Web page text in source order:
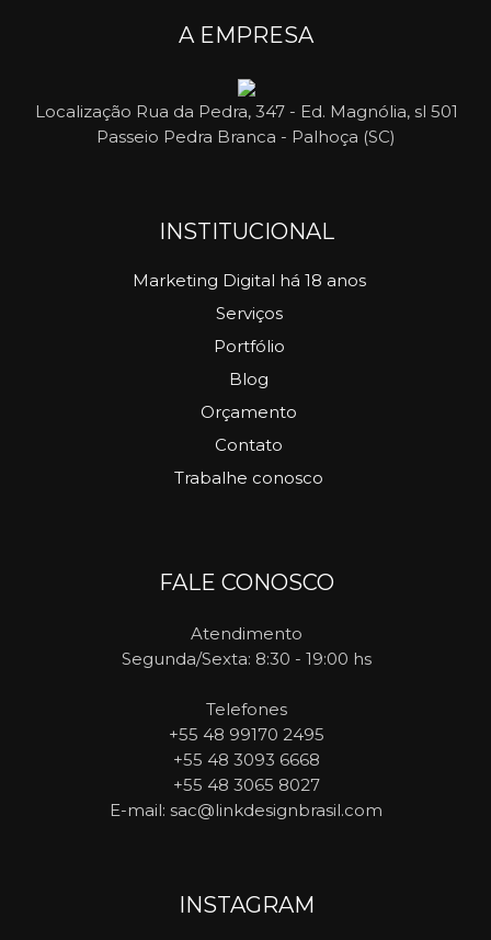
A EMPRESA
Localização Rua da Pedra, 347 - Ed. Magnólia, sl 501
Passeio Pedra Branca - Palhoça (SC)
INSTITUCIONAL
Marketing Digital há 18 anos
Serviços
Portfólio
Blog
Orçamento
Contato
Trabalhe conosco
FALE CONOSCO
Atendimento
Segunda/Sexta: 8:30 - 19:00 hs
Telefones
+55 48 99170 2495
+55 48 3093 6668
+55 48 3065 8027
E-mail: sac@linkdesignbrasil.com
INSTAGRAM